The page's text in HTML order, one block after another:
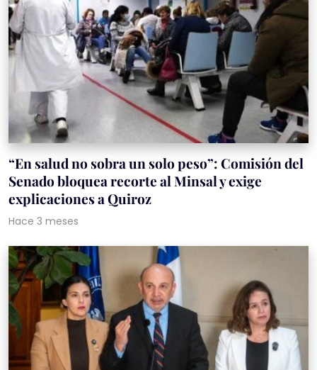
“En salud no sobra un solo peso”: Comisión del
Senado bloquea recorte al Minsal y exige
explicaciones a Quiroz
Hace 3 meses